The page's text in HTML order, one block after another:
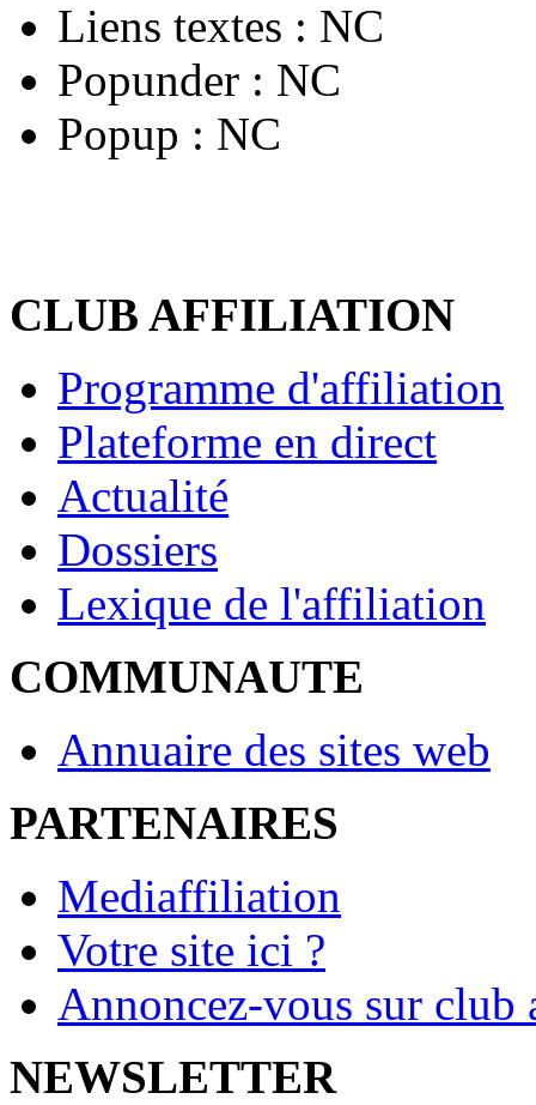
Liens textes : NC
Popunder : NC
Popup : NC
CLUB AFFILIATION
Programme d'affiliation
Plateforme en direct
Actualité
Dossiers
Lexique de l'affiliation
COMMUNAUTE
Annuaire des sites web
PARTENAIRES
Mediaffiliation
Votre site ici ?
Annoncez-vous sur
NEWSLETTER